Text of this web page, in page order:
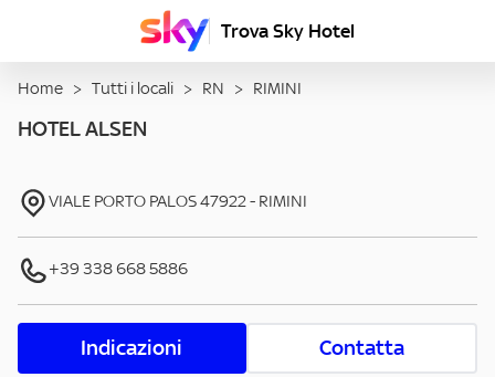
Trova Sky Hotel
Home > Tutti i locali > RN > RIMINI
HOTEL ALSEN
VIALE PORTO PALOS47922- RIMINI
+39 338 668 5886
Indicazioni Contatta